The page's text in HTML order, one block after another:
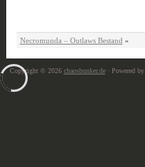
Necromunda – Outlaws Bestand »
Copyright © 2026 chaosbunker.de· Powered by